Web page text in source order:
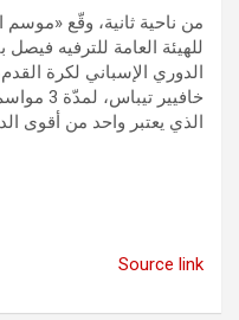
من ناحية ثانية، وقّع «موسم
للهيئة العامة للترفيه
الدوري الإسباني لكرة
خافيير
الذي يعتبر واحد من أقوى
Source link